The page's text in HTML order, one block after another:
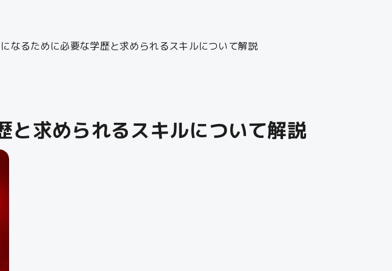
なるために必要な学歴と求められるスキルについて解説
と求められるスキルについて解説